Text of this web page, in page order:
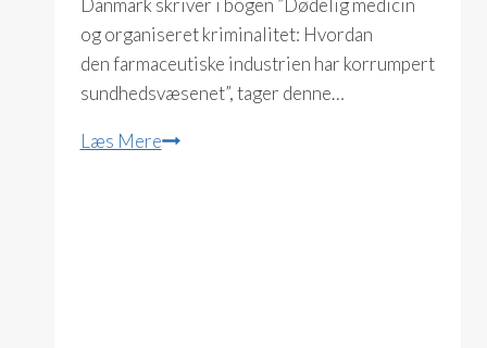
Danmark skriver i bogen ”Dødelig medicin
og organiseret kriminalitet: Hvordan
den farmaceutiske industrien har korrumpert
sundhedsvæsenet”, tager denne…
Læs MerePasientskaden